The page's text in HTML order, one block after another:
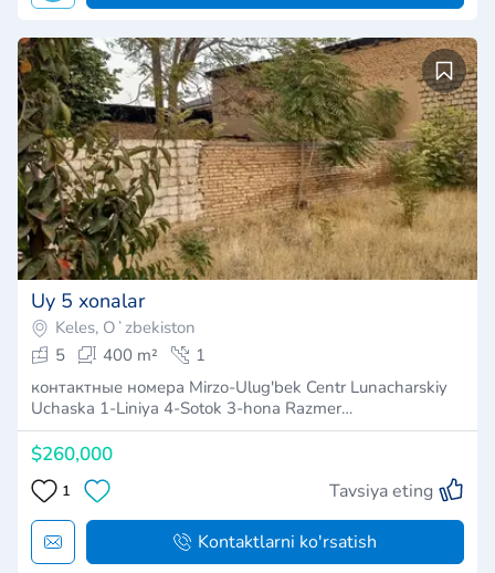
Uy 5 xonalar
Keles, Oʻzbekiston
5
400 m²
1
контактные номера Mirzo-Ulug'bek Centr Lunacharskiy
Uchaska 1-Liniya 4-Sotok 3-hona Razmer…
$260,000
1 Tavsiya eting
Kontaktlarni ko'rsatish